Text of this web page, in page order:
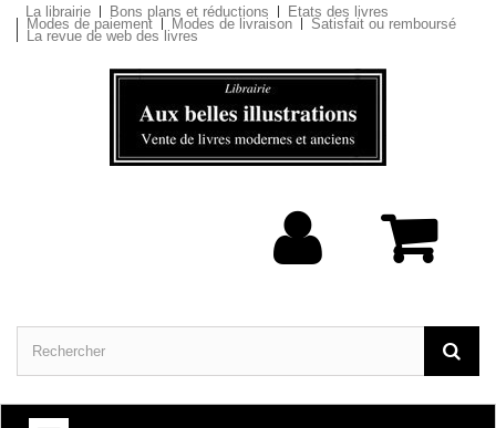
La librairie Bons plans et réductions Etats des livres
Modes de paiement Modes de livraison Satisfait ou remboursé
La revue de web des livres